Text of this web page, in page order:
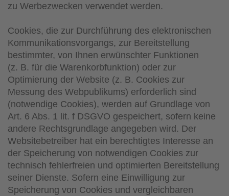
zu Werbezwecken verwendet werden.
Cookies, die zur Durchführung des elektronischen
Kommunikationsvorgangs, zur Bereitstellung
bestimmter, von Ihnen erwünschter Funktionen
(z. B. für die Warenkorbfunktion) oder zur
Optimierung der Website (z. B. Cookies zur
Messung des Webpublikums) erforderlich sind
(notwendige Cookies), werden auf Grundlage von
Art. 6 Abs. 1 lit. f DSGVO gespeichert, sofern keine
andere Rechtsgrundlage angegeben wird. Der
Websitebetreiber hat ein berechtigtes Interesse an
der Speicherung von notwendigen Cookies zur
technisch fehlerfreien und optimierten Bereitstellung
seiner Dienste. Sofern eine Einwilligung zur
Speicherung von Cookies und vergleichbaren